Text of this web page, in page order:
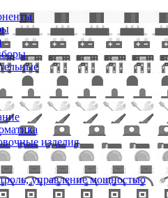
изделия
управление мощностью